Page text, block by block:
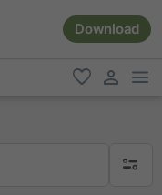
Download
favoriti